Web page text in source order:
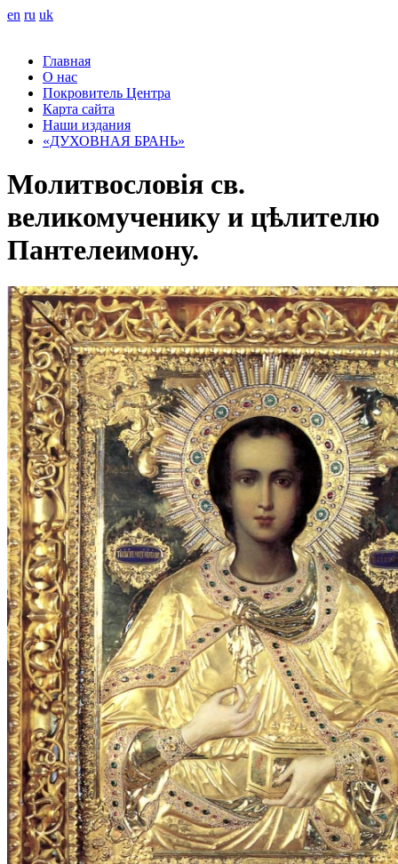
en ru uk
Главная
О нас
Покровитель Центра
Карта сайта
Наши издания
«ДУХОВНАЯ БРАНЬ»
Молитвословія св.
великомученику и цѣлителю
Пантелеимону.